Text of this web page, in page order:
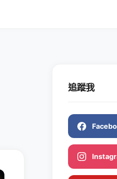
追蹤我